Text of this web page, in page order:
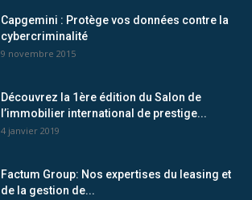
Capgemini : Protège vos données contre la
cybercriminalité
9 novembre 2015
Découvrez la 1ère édition du Salon de
l’immobilier international de prestige...
4 janvier 2019
Factum Group: Nos expertises du leasing et
de la gestion de...